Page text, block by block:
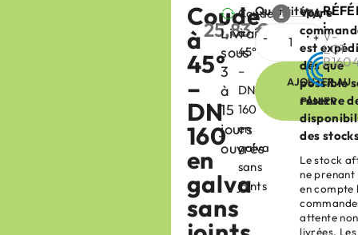
Coude
à
45°
–
DN
160
en
galva
sans
25,83€
Livraison
sous
3
à
15
jours
ouvrés
Coude
à
45°
–
DN
160
en
galva
sans
joints
Quantité
AJOUTER AU
PANIER
Votre
est
dès que
possible
réserve
des
Le stock
ne prenant
en compte
attente non
:
:
V-
L01-